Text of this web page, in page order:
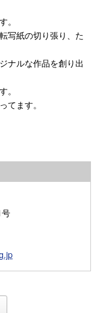
。
写紙の切り張り、た
ナルな作品を創り出
。
てます。